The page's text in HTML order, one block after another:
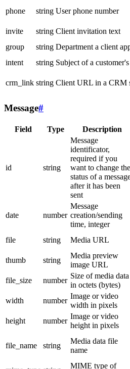
phone
string User phone number
invite
string Client invitation text
group
string Department a client
intent
string Subject of a
crm_link string Client URL in a CRM
Message#
Field Type Description
id string
Message
identificator,
required if you
want to change the
status of a
after it has been
sent
date number
Message
creation/sending
time, integer
file string Media URL
thumb
string
Media preview
image URL
file_size
number
Size of media data
in octets (bytes)
width
number
Image or video
width in pixels
height
number
Image or video
height in pixels
file_name string
Media data file
name
MIME type of